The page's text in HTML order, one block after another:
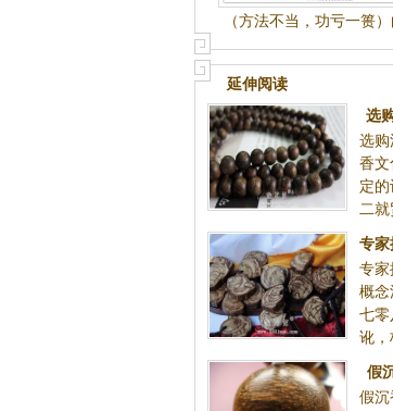
（方法不当，功亏一篑
这样保存就对了！
延伸阅读
选
选购
香文
定
二就
专家
专家
概念
七零
讹，
假
假沉